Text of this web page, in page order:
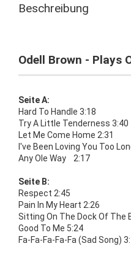
Beschreibung
Odell Brown - Plays
Seite A:
Hard To Handle 3:18
Try A Little Tenderness 3:40
Let Me Come Home 2:31
I've Been Loving You Too
Any Ole Way 2:17
Seite B:
Respect 2:45
Pain In My Heart 2:26
Sitting On The Dock Of The
Good To Me 5:24
Fa-Fa-Fa-Fa-Fa (Sad Song)